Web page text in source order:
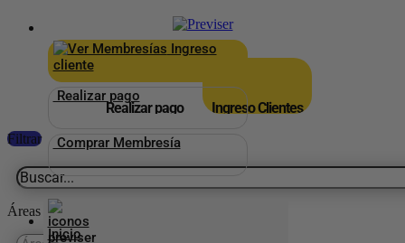
Ingreso
cliente
Realizar pago
Comprar Membresía
Inicio
Realizar pago Ingreso Clientes
Filtrar
Áreas